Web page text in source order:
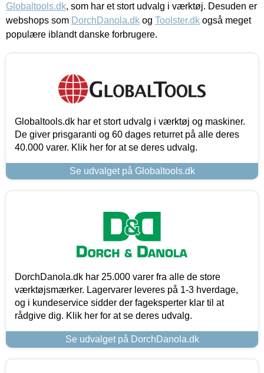
Globaltools.dk, som har et stort udvalg i værktøj. Desuden er
webshops som DorchDanola.dk og Toolster.dk også meget
populære iblandt danske forbrugere.
Globaltools.dk har et stort udvalg i værktøj og maskiner.
De giver prisgaranti og 60 dages returret på alle deres
40.000 varer. Klik her for at se deres udvalg.
Se udvalget på Globaltools.dk
DorchDanola.dk har 25.000 varer fra alle de store
værktøjsmærker. Lagervarer leveres på 1-3 hverdage,
og i kundeservice sidder der fageksperter klar til at
rådgive dig. Klik her for at se deres udvalg.
Se udvalget på DorchDanola.dk